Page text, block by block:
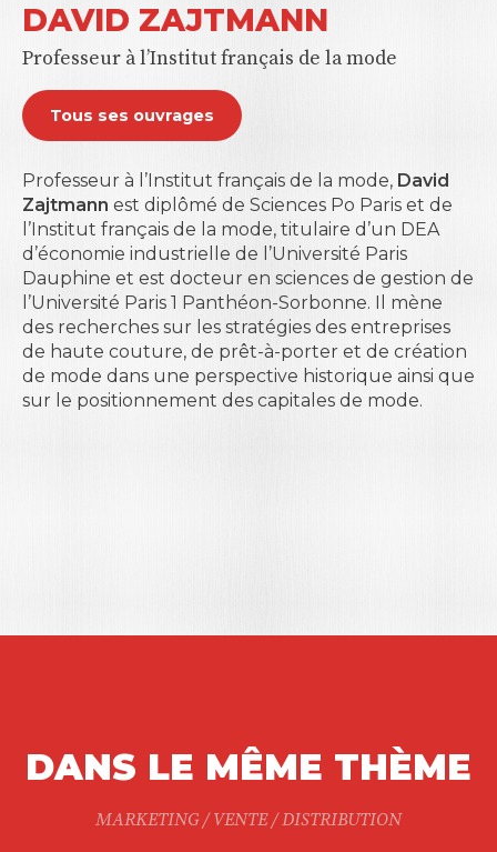
DAVID ZAJTMANN
Professeur à l’Institut français de la mode
Tous ses ouvrages
Professeur à l’Institut français de la mode, David
Zajtmann est diplômé de Sciences Po Paris et de
l’Institut français de la mode, titulaire d’un DEA
d’économie industrielle de l’Université Paris
Dauphine et est docteur en sciences de gestion de
l’Université Paris 1 Panthéon-Sorbonne. Il mène
des recherches sur les stratégies des entreprises
de haute couture, de prêt-à-porter et de création
de mode dans une perspective historique ainsi que
sur le positionnement des capitales de mode.
DANS LE MÊME THÈME
MARKETING / VENTE / DISTRIBUTION